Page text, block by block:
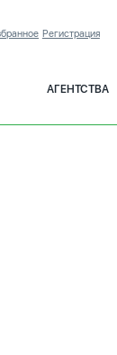
Регистрация
АГЕНТСТВА